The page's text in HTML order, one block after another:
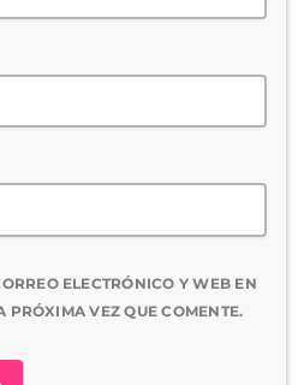
ELECTRÓNICO Y WEB EN
PRÓXIMA VEZ QUE COMENTE.